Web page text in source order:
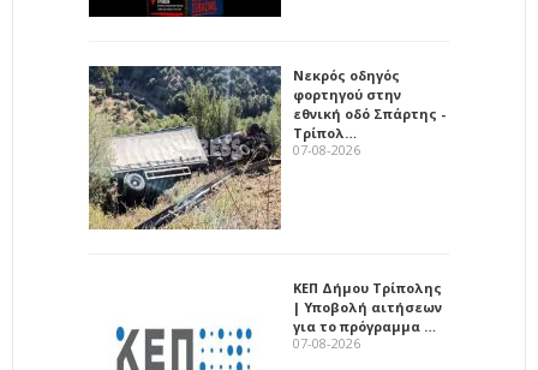
Νεκρός οδηγός
φορτηγού στην
εθνική οδό Σπάρτης -
Τρίπολ…
07-08-2026
ΚΕΠ Δήμου Τρίπολης
| Υποβολή αιτήσεων
για το πρόγραμμα …
07-08-2026